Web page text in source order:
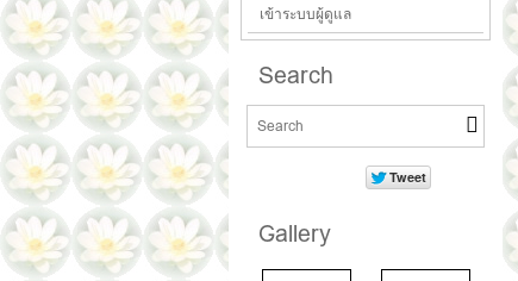
เข้าระบบผู้ดูแล
Search
Gallery